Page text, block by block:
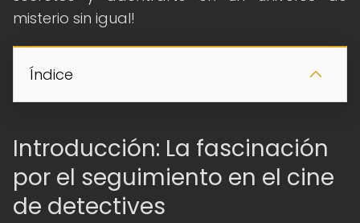
misterio sin igual!
Índice
Introducción: La fascinación
por el seguimiento en el cine
de detectives